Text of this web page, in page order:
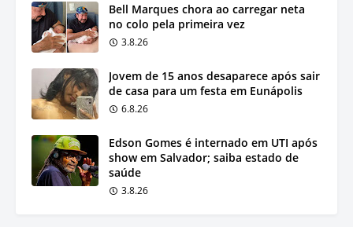
Bell Marques chora ao carregar neta
no colo pela primeira vez
3.8.26
Jovem de 15 anos desaparece após sair
de casa para um festa em Eunápolis
6.8.26
Edson Gomes é internado em UTI após
show em Salvador; saiba estado de
saúde
3.8.26